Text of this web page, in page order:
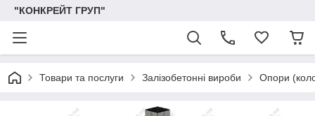
"КОНКРЕЙТ ГРУП"
Товари та послуги Залізобетонні вироби Опори